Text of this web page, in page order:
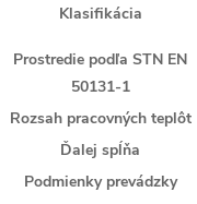
Klasifikácia
Prostredie podľa STN EN
50131-1
Rozsah pracovných teplôt
Ďalej spĺňa
Podmienky prevádzky